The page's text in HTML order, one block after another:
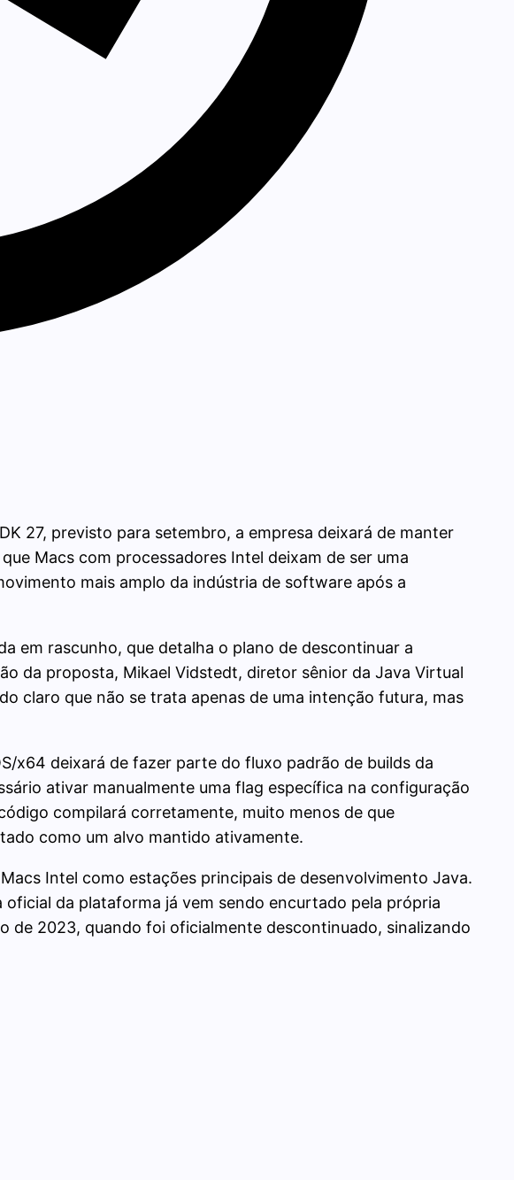
27, previsto para setembro, a empresa deixará de manter
Macs com processadores Intel deixam de ser uma
mais amplo da indústria de software após a
em rascunho, que detalha o plano de descontinuar a
da proposta, Mikael Vidstedt, diretor sênior da Java Virtual
claro que não se trata apenas de uma intenção futura, mas
x64 deixará de fazer parte do fluxo padrão de builds da
ativar manualmente uma flag específica na configuração
compilará corretamente, muito menos de que
como um alvo mantido ativamente.
Intel como estações principais de desenvolvimento Java.
da plataforma já vem sendo encurtado pela própria
de 2023, quando foi oficialmente descontinuado, sinalizando